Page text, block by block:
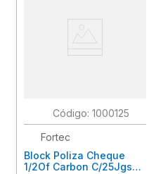
: 1000125
Fortec
Block Poliza Cheque
1/2Of Carbon C/25Jgs